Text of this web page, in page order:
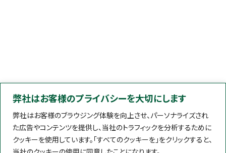
弊社はお客様のプライバシーを大切にします
弊社はお客様のブラウジング体験を向上させ、パーソナライズされ
た広告やコンテンツを提供し、当社のトラフィックを分析するために
クッキーを使用しています。「すべてのクッキーを」をクリックすると、